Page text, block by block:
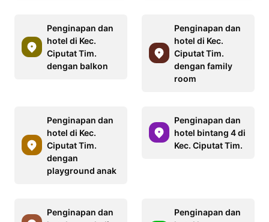
Penginapan dan
hotel di Kec.
Ciputat Tim.
dengan balkon
Penginapan dan
hotel di Kec.
Ciputat Tim.
dengan family
room
Penginapan dan
hotel di Kec.
Ciputat Tim.
dengan
playground anak
Penginapan dan
hotel bintang 4 di
Kec. Ciputat Tim.
Penginapan dan
Penginapan dan